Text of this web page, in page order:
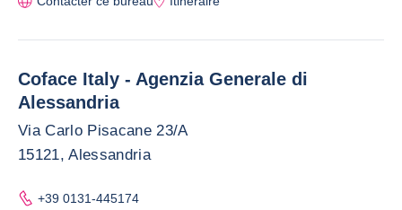
Coface Italy - Agenzia Generale di
Alessandria
Via Carlo Pisacane 23/A
15121, Alessandria
+39 0131-445174